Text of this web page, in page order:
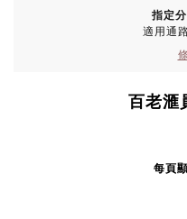
指定
適用通
百老滙
每頁